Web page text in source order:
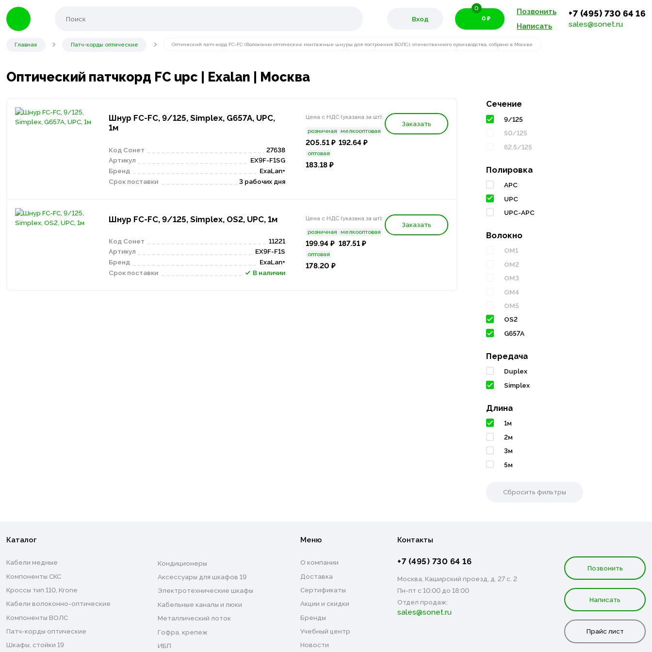
Вход 0 ₽
0
Позвонить
Написать
+7 (495) 730 64 16
sales@sonet.ru
Главная Патч-корды оптические Оптический патч-корд FC-FC (Волоконно оптические монтажные шнуры для построения ВОЛС), отечественного производства, собрано в Москве
Оптический патчкорд FC upc | Exalan | Москва
Сечение
9/125
50/125
62.5/125
Полировка
APC
UPC
UPC-APC
Волокно
OM1
OM2
OM3
OM4
OM5
OS2
G657A
Передача
Duplex
Simplex
Длина
1м
2м
3м
5м
Сбросить фильтры
Шнур FC-FC, 9/125, Simplex, G657A, UPC,
1м
Код Сонет
27638
Артикул
EX9F-F1SG
Бренд
ExaLan+
Срок поставки
3 рабочих дня
Цена с НДС (указана за шт):
розничная
205.51 ₽
мелкооптовая
192.64 ₽
оптовая
183.18 ₽
Заказать
Шнур FC-FC, 9/125, Simplex, OS2, UPC, 1м
Код Сонет
11221
Артикул
EX9F-F1S
Бренд
ExaLan+
Срок поставки
В наличии
Цена с НДС (указана за шт):
розничная
199.94 ₽
мелкооптовая
187.51 ₽
оптовая
178.20 ₽
Заказать
Каталог
Кабели медные
Компоненты СКС
Кроссы тип 110, Krone
Кабели волоконно-оптические
Компоненты ВОЛС
Патч-корды оптические
Шкафы, стойки 19
Кондиционеры
Аксессуары для шкафов 19
Электротехнические шкафы
Кабельные каналы и люки
Металлический лоток
Гофра, крепеж
ИБП
Меню
О компании
Доставка
Сертификаты
Акции и скидки
Бренды
Учебный центр
Новости
Контакты
+7 (495) 730 64 16
Москва, Каширский проезд, д. 27 с. 2
Пн-пт с 10:00 до 18:00
Отдел продаж:
sales@sonet.ru
Позвонить
Написать
Прайс лист